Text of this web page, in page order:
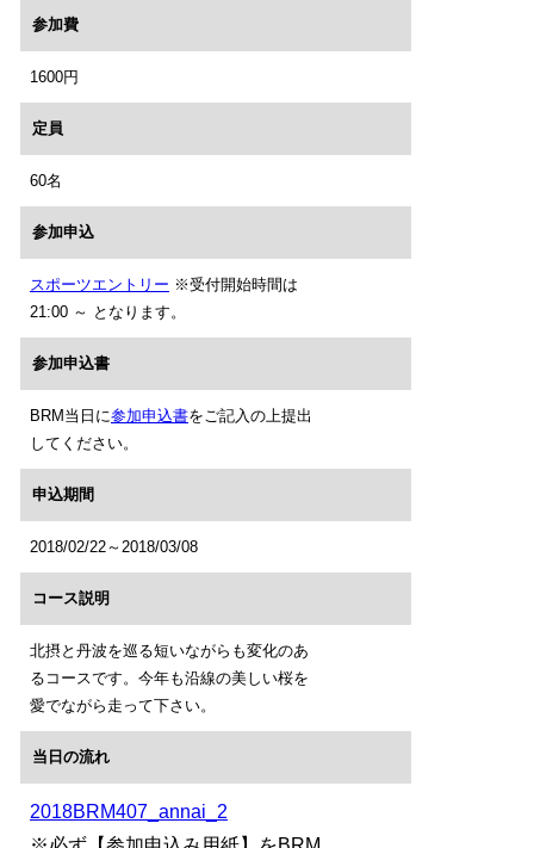
参加費
1600円
定員
60名
参加申込
スポーツエントリー ※受付開始時間は
21:00 ～ となります。
参加申込書
BRM当日に参加申込書をご記入の上提出
してください。
申込期間
2018/02/22～2018/03/08
コース説明
北摂と丹波を巡る短いながらも変化のあ
るコースです。今年も沿線の美しい桜を
愛でながら走って下さい。
当日の流れ
2018BRM407_annai_2